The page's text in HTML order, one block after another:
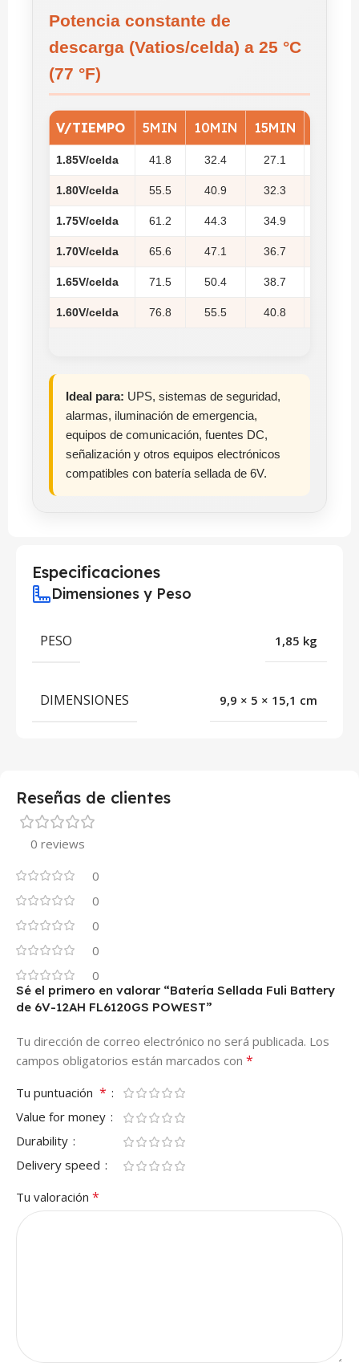
Potencia constante de
descarga (Vatios/celda) a 25 °C
(77 °F)
V/TIEMPO 5MIN 10MIN 15MIN
1.85V/celda 41.8 32.4 27.1
1.80V/celda 55.5 40.9 32.3
1.75V/celda 61.2 44.3 34.9
1.70V/celda 65.6 47.1 36.7
1.65V/celda 71.5 50.4 38.7
1.60V/celda 76.8 55.5 40.8
Ideal para: UPS, sistemas de seguridad,
alarmas, iluminación de emergencia,
equipos de comunicación, fuentes DC,
señalización y otros equipos electrónicos
compatibles con batería sellada de 6V.
Especificaciones
Dimensiones y Peso
PESO 1,85 kg
DIMENSIONES 9,9 × 5 × 15,1 cm
Reseñas de clientes
0 reviews
0
0
0
0
0
Sé el primero en valorar “Batería Sellada Fuli Battery
de 6V-12AH FL6120GS POWEST”
Tu dirección de correo electrónico no será publicada. Los
campos obligatorios están marcados con *
Tu puntuación *
Value for money
Durability
Delivery speed
Tu valoración *